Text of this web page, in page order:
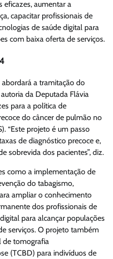
eficazes, aumentar a
capacitar profissionais de
de saúde digital para
com baixa oferta de serviços.
a tramitação do
da Deputada Flávia
para a política de
do câncer de pulmão no
“Este projeto é um passo
de diagnóstico precoce e,
sobrevida dos pacientes”, diz.
como a implementação de
do tabagismo,
ampliar o conhecimento
dos profissionais de
para alcançar populações
serviços. O projeto também
de tomografia
(TCBD) para indivíduos de